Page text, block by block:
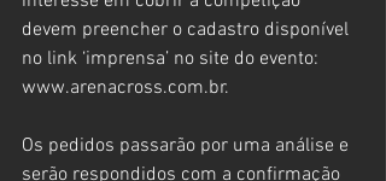
devem preencher o cadastro disponível
no link ‘imprensa’ no site do evento:
www.arenacross.com.br.
Os pedidos passarão por uma análise e
serão respondidos com a confirmação